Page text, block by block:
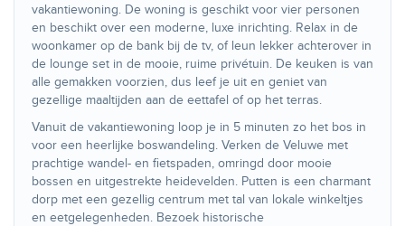
vakantiewoning. De woning is geschikt voor vier personen
en beschikt over een moderne, luxe inrichting. Relax in de
woonkamer op de bank bij de tv, of leun lekker achterover in
de lounge set in de mooie, ruime privétuin. De keuken is van
alle gemakken voorzien, dus leef je uit en geniet van
gezellige maaltijden aan de eettafel of op het terras.
Vanuit de vakantiewoning loop je in 5 minuten zo het bos in
voor een heerlijke boswandeling. Verken de Veluwe met
prachtige wandel- en fietspaden, omringd door mooie
bossen en uitgestrekte heidevelden. Putten is een charmant
dorp met een gezellig centrum met tal van lokale winkeltjes
en eetgelegenheden. Bezoek historische